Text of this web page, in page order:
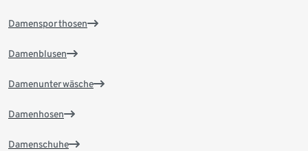
Damensporthosen
Damenblusen
Damenunterwäsche
Damenhosen
Damenschuhe